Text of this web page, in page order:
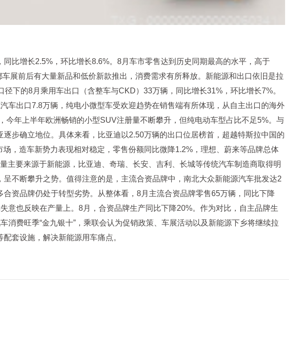
比增长2.5%，环比增长8.6%。8月车市零售达到历史同期最高的水平，高于
展前后有大量新品和低价新款推出，消费需求有所释放。新能源和出口依旧是拉
下的8月乘用车出口（含整车与CKD）33万辆，同比增长31%，环比增长7%。
车出口7.8万辆，纯电小微型车受欢迎趋势在销售端有所体现，从自主出口的海外
年上半年欧洲畅销的小型SUV注册量不断攀升，但纯电动车型占比不足5%。与
步确立地位。具体来看，比亚迪以2.50万辆的出口位居榜首，超越特斯拉中国的
，造车新势力表现相对稳定，零售份额同比微降1.2%，理想、蔚来等品牌总体
要来源于新能源，比亚迪、奇瑞、长安、吉利、长城等传统汽车制造商取得明
不断攀升之势。值得注意的是，主流合资品牌中，南北大众新能源汽车批发达2
资品牌仍处于转型劣势。从整体看，8月主流合资品牌零售65万辆，同比下降
意也反映在产量上。8月，合资品牌生产同比下降20%。作为对比，自主品牌生
费旺季“金九银十”，乘联会认为促销政策、车展活动以及新能源下乡将继续拉
套设施，解决新能源用车痛点。